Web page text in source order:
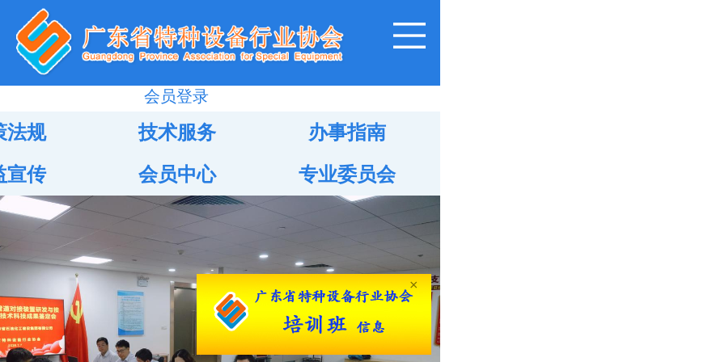
会员登录
法规 技术服务
办事指南
宣传
会员中心 专业委员会
×